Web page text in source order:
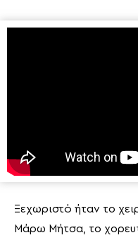
Ξεχωριστό ήταν το
Μάρω Μήτσα, το